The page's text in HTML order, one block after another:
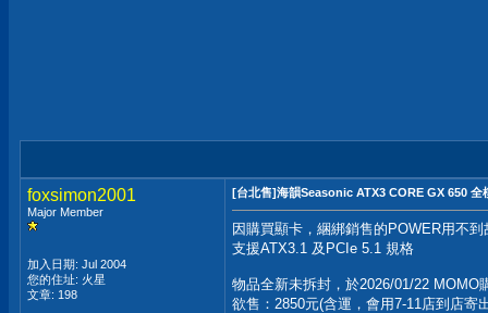
foxsimon2001
Major Member
加入日期: Jul 2004
您的住址: 火星
文章: 198
[台北售]海韻Seasonic ATX3 CORE GX 650 全
因購買顯卡，綑綁銷售的POWER用不到
支援ATX3.1 及PCIe 5.1 規格
物品全新未拆封，於2026/01/22 MOMO
欲售：2850元(含運，會用7-11店到店寄